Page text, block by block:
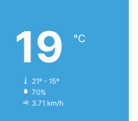
19 ℃
21º - 15º
70%
3.71 km/h